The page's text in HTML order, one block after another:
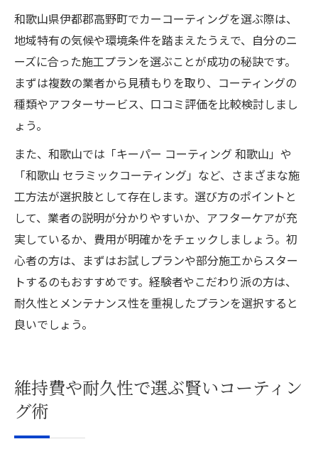
和歌山県伊都郡高野町でカーコーティングを選ぶ際は、
地域特有の気候や環境条件を踏まえたうえで、自分のニ
ーズに合った施工プランを選ぶことが成功の秘訣です。
まずは複数の業者から見積もりを取り、コーティングの
種類やアフターサービス、口コミ評価を比較検討しまし
ょう。
また、和歌山では「キーパー コーティング 和歌山」や
「和歌山 セラミックコーティング」など、さまざまな施
工方法が選択肢として存在します。選び方のポイントと
して、業者の説明が分かりやすいか、アフターケアが充
実しているか、費用が明確かをチェックしましょう。初
心者の方は、まずはお試しプランや部分施工からスター
トするのもおすすめです。経験者やこだわり派の方は、
耐久性とメンテナンス性を重視したプランを選択すると
良いでしょう。
維持費や耐久性で選ぶ賢いコーティン
グ術